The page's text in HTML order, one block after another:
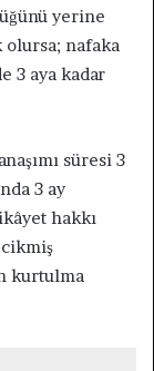
yerine
olursa; nafaka
3 aya kadar
süresi 3
3 ay
hakkı
kurtulma